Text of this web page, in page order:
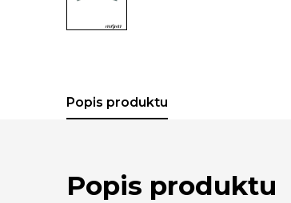
Popis produktu
Popis produktu